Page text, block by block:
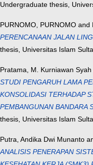
Undergraduate thesis,
PURNOMO, PURNOMO and
PERENCANAAN JALAN
thesis, Universitas Islam
Pratama, M. Kurniawan Syah
STUDI PENGARUH LAMA
KONSOLIDASI TERHADAP
PEMBANGUNAN BANDARA
thesis, Universitas Islam
Putra, Andika Dwi Munanto
ANALISIS PENERAPAN